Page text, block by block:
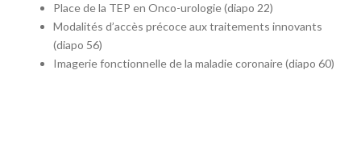
Place de la TEP en Onco-urologie (diapo 22)
Modalités d’accès précoce aux traitements innovants
(diapo 56)
Imagerie fonctionnelle de la maladie coronaire (diapo 60)